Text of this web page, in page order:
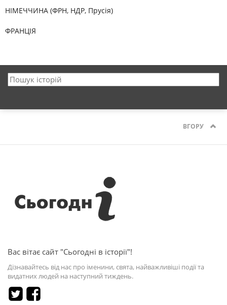
НІМЕЧЧИНА (ФРН, НДР, Прусія)
ФРАНЦІЯ
ВГОРУ
Вас вітає сайт "Сьогодні в історії"!
Дізнавайтесь від нас про іменини, свята, найважливіші події та
видатних людей на наступний тиждень.